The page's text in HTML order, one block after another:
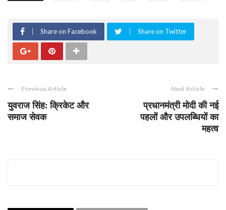
Share on Facebook Share on Twitter
Previous Article
युवराज सिंह: क्रिकेट और
समाज सेवक
Next Article
प्रधानमंत्री मोदी की नई
पहलों और उपलब्धियों का
महत्व